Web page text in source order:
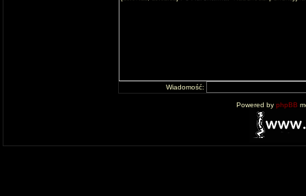
Wiadomość:
Powered by phpBB